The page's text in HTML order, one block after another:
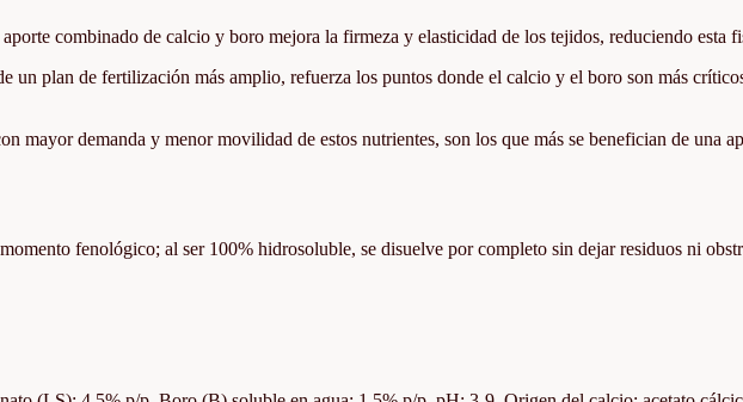
combinado de calcio y boro mejora la firmeza y elasticidad de los tejidos, reduciendo esta
un plan de fertilización más amplio, refuerza los puntos donde el calcio y el boro son más
mayor demanda y menor movilidad de estos nutrientes, son los que más se benefician de una
fenológico; al ser 100% hidrosoluble, se disuelve por completo sin dejar residuos ni